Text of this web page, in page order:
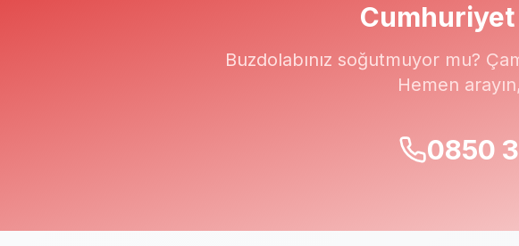
Cumhuriyet
Buzdolabınız soğutmuyor mu?
Hemen arayın,
0850